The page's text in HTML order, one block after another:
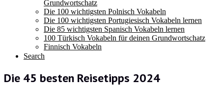
Grundwortschatz
Die 100 wichtigsten Polnisch Vokabeln
Die 100 wichtigsten Portugiesisch Vokabeln lernen
Die 85 wichtigsten Spanisch Vokabeln lernen
100 Türkisch Vokabeln für deinen Grundwortschatz
Finnisch Vokabeln
Search
Die 45 besten Reisetipps 2024